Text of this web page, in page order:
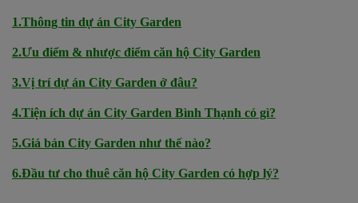
1.Thông tin dự án City Garden
2.Ưu điểm & nhược điểm căn hộ City Garden
3.Vị trí dự án City Garden ở đâu?
4.Tiện ích dự án City Garden Bình Thạnh có gì?
5.Giá bán City Garden như thế nào?
6.Đầu tư cho thuê căn hộ City Garden có hợp lý?